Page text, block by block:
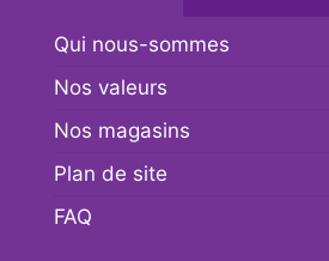
Qui nous-sommes
Nos valeurs
Nos magasins
Plan de site
FAQ